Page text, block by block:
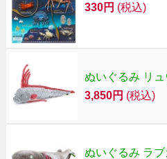
330円 (税込)
ぬいぐるみ リ
3,850円 (税込)
ぬいぐるみ ラ